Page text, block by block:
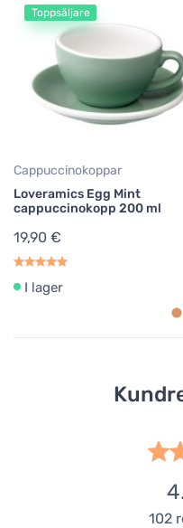
Toppsäljare
Cappuccinokoppar
Loveramics Egg Mint
cappuccinokopp 200 ml
19,90 €
I lager
102